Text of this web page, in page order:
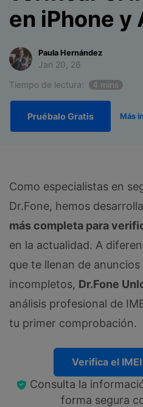
Gestor de Datos
Reparación de Móviles
Protección del Móvil
Iniciar sesión
en iPhone y
Paula Hernández
Jan 20, 26
Tiempo de lectura:
4 mins
Pruébalo Gratis Más
Como especialistas en
Dr.Fone, hemos
más completa para
en la actualidad. A
que te llenan de
incompletos, Dr.Fone
análisis profesional de
tu primer comprobación.
Verifica el
Consulta la
forma segura